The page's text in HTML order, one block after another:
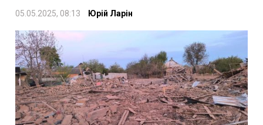
05.05.2025, 08:13 Юрій Ларін